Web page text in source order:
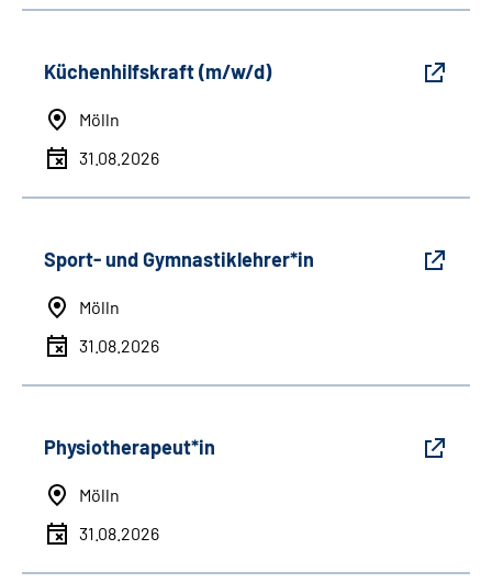
Küchenhilfskraft (m/w/d)
Mölln
31.08.2026
Sport- und Gymnastiklehrer*in
Mölln
31.08.2026
Physiotherapeut*in
Mölln
31.08.2026